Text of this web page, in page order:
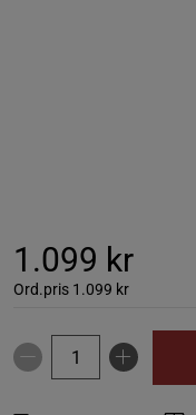
1.099 kr
Ord.pris 1.099 kr